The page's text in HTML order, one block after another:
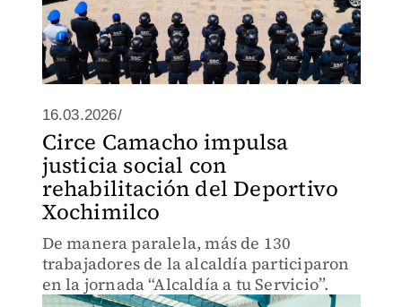
16.03.2026/
Circe Camacho impulsa
justicia social con
rehabilitación del Deportivo
Xochimilco
De manera paralela, más de 130
trabajadores de la alcaldía participaron
en la jornada “Alcaldía a tu Servicio”.